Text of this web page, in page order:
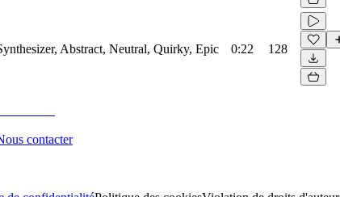
Abstract, Neutral, Quirky, Epic 0:22 128
contacter